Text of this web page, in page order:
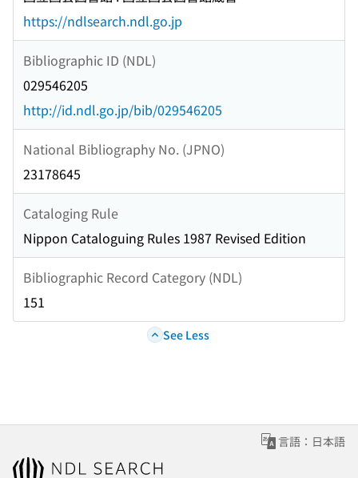
https://ndlsearch.ndl.go.jp
Bibliographic ID (NDL)
029546205
http://id.ndl.go.jp/bib/029546205
National Bibliography No. (JPNO)
23178645
Cataloging Rule
Nippon Cataloguing Rules 1987 Revised Edition
Bibliographic Record Category (NDL)
151
See Less
言語：日本語